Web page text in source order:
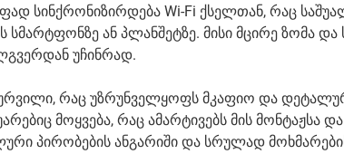
სინქრონიზირდება Wi-Fi ქსელთან, რაც
ან პლანშეტზე. მისი მცირე ზომა და
უჩინრად.
რაც უზრუნველყოფს მკაფიო და
მოყვება, რაც ამარტივებს მის მონტაჟსა და
პირობების ანგარიში და სრულად